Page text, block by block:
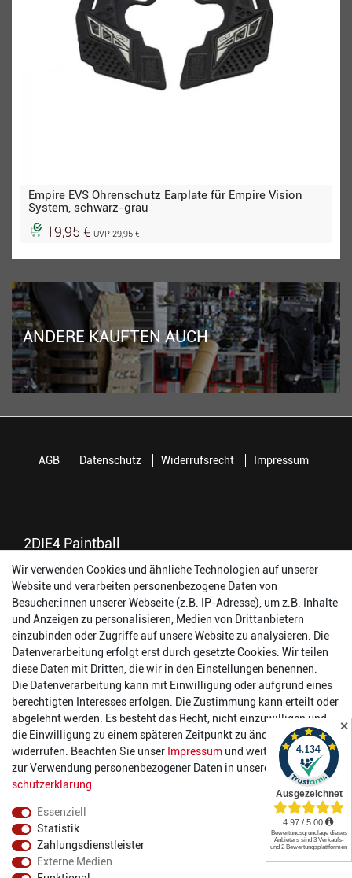
Empire EVS Ohrenschutz Earplate für Empire Vision
System, schwarz-grau
19,95 €UVP 29,95 €
ANDERE KAUFTEN AUCH
2DIE4 Paintball
56457 Westerburg
Reinhold-Ferger-Straße 26
order@2die4-sports.com
0 26 63/ 9 68 69 37
Öffnungszeiten
Montag:
14:00 - 17:00 Uhr
Dienstag:
14:00 - 17:00 Uhr
Mittwoch:
14:00 - 17:00 Uhr
Donnerstag:
14:00 - 17:00 Uhr
Freitag:
14:00 - 19:00 Uhr
Samstag:
10:00 - 17:00 Uhr
AGB Datenschutz Widerrufsrecht Impressum
Wir verwenden Cookies und ähnliche Technologien auf unserer
Website und verarbeiten personenbezogene Daten von
Besucher:innen unserer Webseite (z.B. IP-Adresse), um z.B. Inhalte
und Anzeigen zu personalisieren, Medien von Drittanbietern
einzubinden oder Zugriffe auf unsere Website zu analysieren. Die
Datenverarbeitung erfolgt erst durch gesetzte Cookies. Wir teilen
diese Daten mit Dritten, die wir in den Einstellungen benennen.
Die Datenverarbeitung kann mit Einwilligung oder aufgrund eines
berechtigten Interesses erfolgen. Die Zustimmung kann erteilt oder
abgelehnt werden. Es besteht das Recht, nicht einzuwilligen und
die Einwilligung zu einem späteren Zeitpunkt zu ändern oder zu
widerrufen. Beachten Sie unser Impressum und weitere Hinweise
zur Verwendung personenbezogener Daten in unserer
Daten­
schutz­erklärung
Essenziell
Statistik
Zahlungsdienstleister
Externe Medien
✕